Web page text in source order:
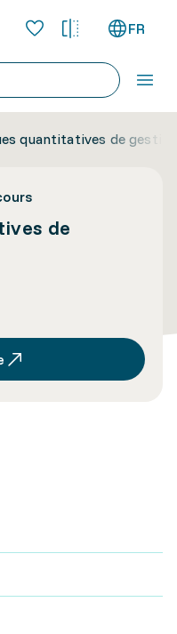
FR
quantitatives de
de